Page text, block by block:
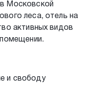
Московской
леса, отель на
активных видов
и свободу